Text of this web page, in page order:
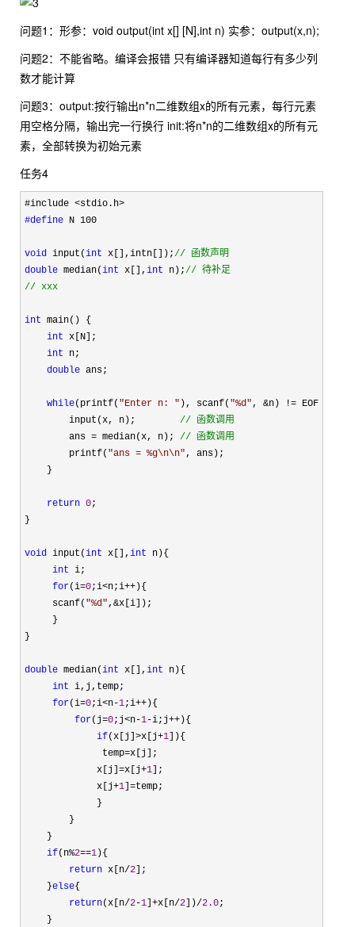
问题1：形参：void output(int x[] [N],int n) 实参：output(x,n);
问题2：不能省略。编译会报错 只有编译器知道每行有多少列
数才能计算
问题3：output:按行输出n*n二维数组x的所有元素，每行元素
用空格分隔，输出完一行换行 init:将n*n的二维数组x的所有元
素，全部转换为初始元素
任务4
#define N 100
void input(int x[],intn[]);// 函数声明
double median(int x[], int n);//
// xxx
int main() {
int x[N];
int n;
double ans;
while(printf( "Enter n: " ), scanf( "%d", &n) != EOF) {
        input(x, n);
// 函数调用
        ans = median(x, n);
// 函数调用
        printf(
"ans = %g\n\n", ans);
    }
return 0;
}
void input(int x[], int n){
int i;
for(i=0;i<n;i++ ){
     scanf(
"%d",&x[i]);
     }
}
double median(int x[], int n){
int i,j,temp;
for(i=0;i<n-1;i++ ){
for(j=0;j<n-1-i;j++ ){
if(x[j]>x[j+1 ]){
              temp
=x[j];
             x[j]
=x[j+1 ];
             x[j
+1 ]=temp;
             }
        }
    }
if(n%2==1 ){
return x[n/2 ];
    }
else{
return(x[n/2-1 ]+x[n/2 ])/2.0;
    }